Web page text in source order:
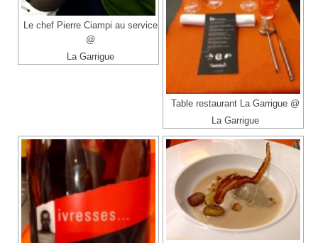
Le chef Pierre Ciampi au service
@
La Garrigue
Table restaurant La Garrigue @
La Garrigue